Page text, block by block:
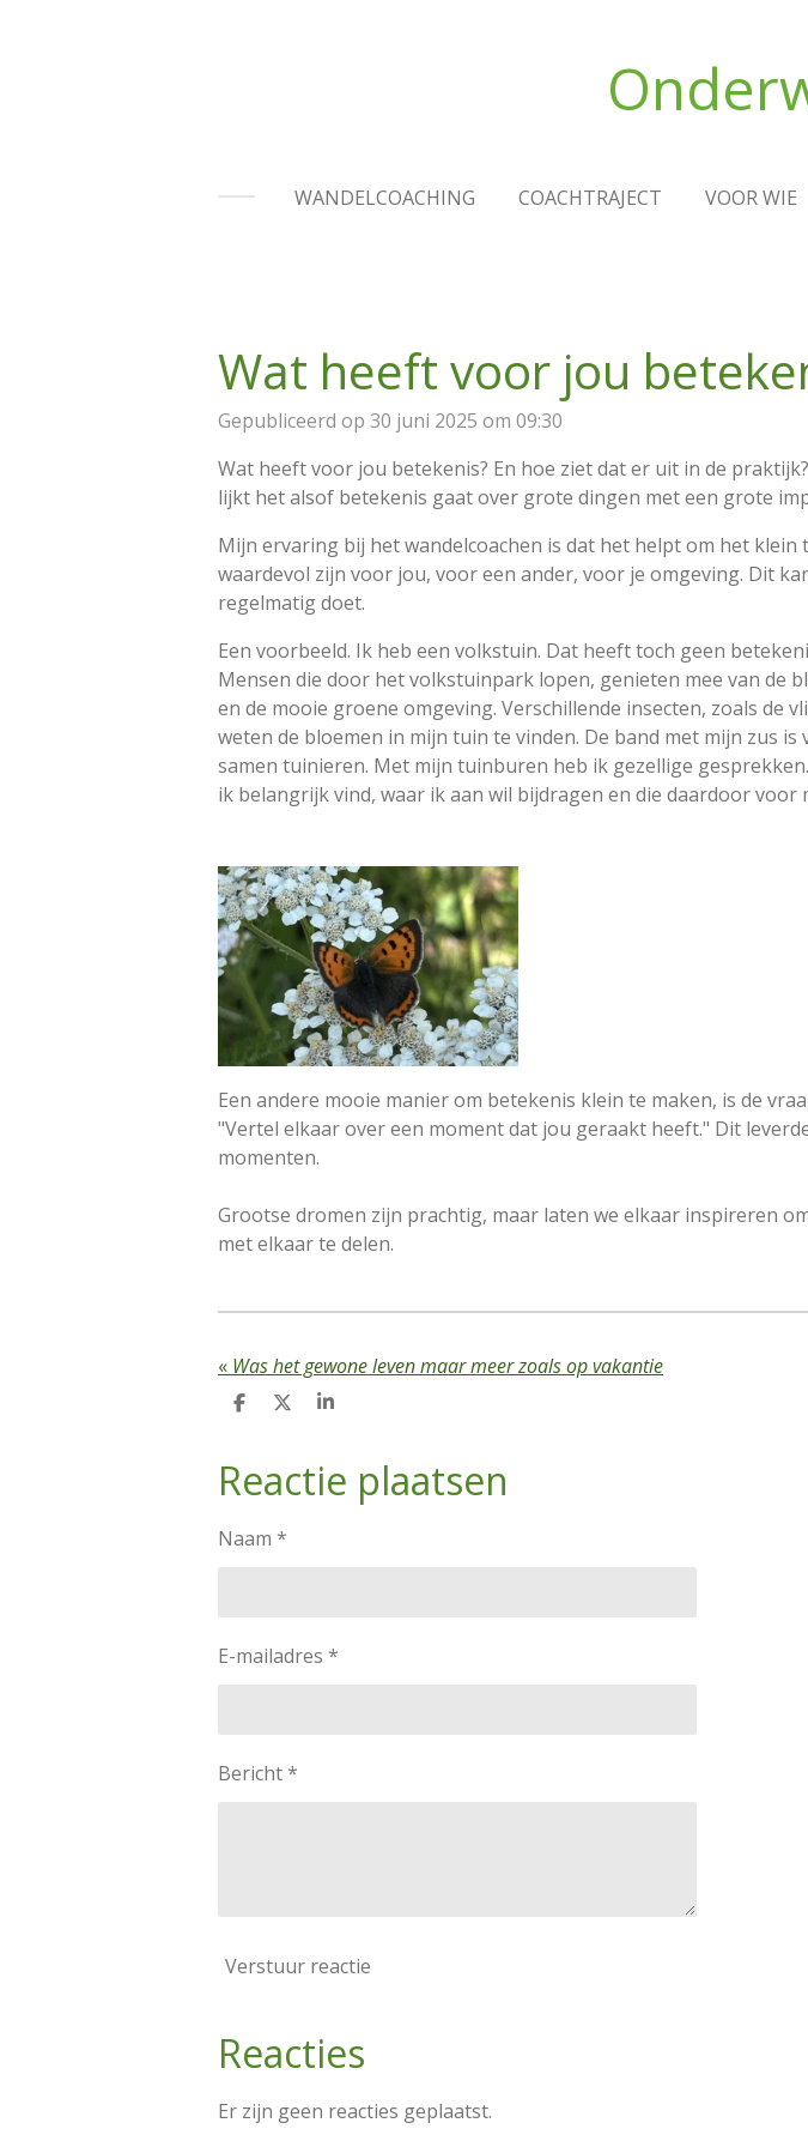
WANDELCOACHING COACHTRAJECT VOOR WIE
Wat heeft voor jou
Gepubliceerd op 30 juni 2025 om 09:30
Wat heeft voor jou betekenis? En hoe ziet dat er uit in de praktijk?
lijkt het alsof betekenis gaat over grote dingen met een grote
Mijn ervaring bij het wandelcoachen is dat het helpt om het
waardevol zijn voor jou, voor een ander, voor je omgeving. Dit
regelmatig doet.
Een voorbeeld. Ik heb een volkstuin. Dat heeft toch geen
Mensen die door het volkstuinpark lopen, genieten mee van de
en de mooie groene omgeving. Verschillende insecten, zoals de
weten de bloemen in mijn tuin te vinden. De band met mijn zus
samen tuinieren. Met mijn tuinburen heb ik gezellige
ik belangrijk vind, waar ik aan wil bijdragen en die daardoor voor
Een andere mooie manier om betekenis klein te maken, is de
"Vertel elkaar over een moment dat jou geraakt heeft." Dit
momenten.
Grootse dromen zijn prachtig, maar laten we elkaar inspireren
met elkaar te delen.
« Was het gewone leven maar meer zoals op vakantie
D
e
n
D
S
e
Reactie plaatsen
Naam *
E-mailadres *
Bericht *
Verstuur reactie
Reacties
Er zijn geen reacties geplaatst.